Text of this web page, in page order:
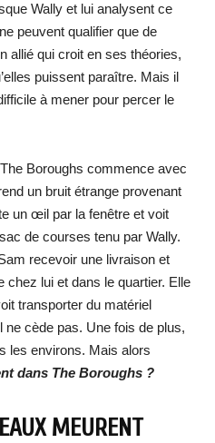
Wally et lui analysent ce
peuvent qualifier que de
allié qui croit en ses théories,
puissent paraître. Mais il
à mener pour percer le
Boroughs commence avec
un bruit étrange provenant
un œil par la fenêtre et voit
de courses tenu par Wally.
recevoir une livraison et
chez lui et dans le quartier. Elle
transporter du matériel
cède pas. Une fois de plus,
les environs. Mais alors
dans The Boroughs ?
MEURENT